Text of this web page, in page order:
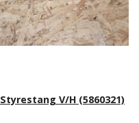
Styrestang V/H (5860321)